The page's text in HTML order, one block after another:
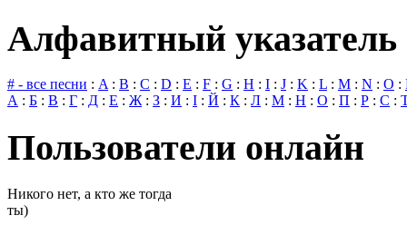
Алфавитный указатель
# - все песни : A : B : C : D : E : F : G : H : I : J : K : L : M : N : O :
А : Б : В : Г : Д : Е : Ж : З : И : І : Й : К : Л : М : Н : О : П : Р : С :
Пользователи онлайн
Никого нет, а кто же тогда
ты)